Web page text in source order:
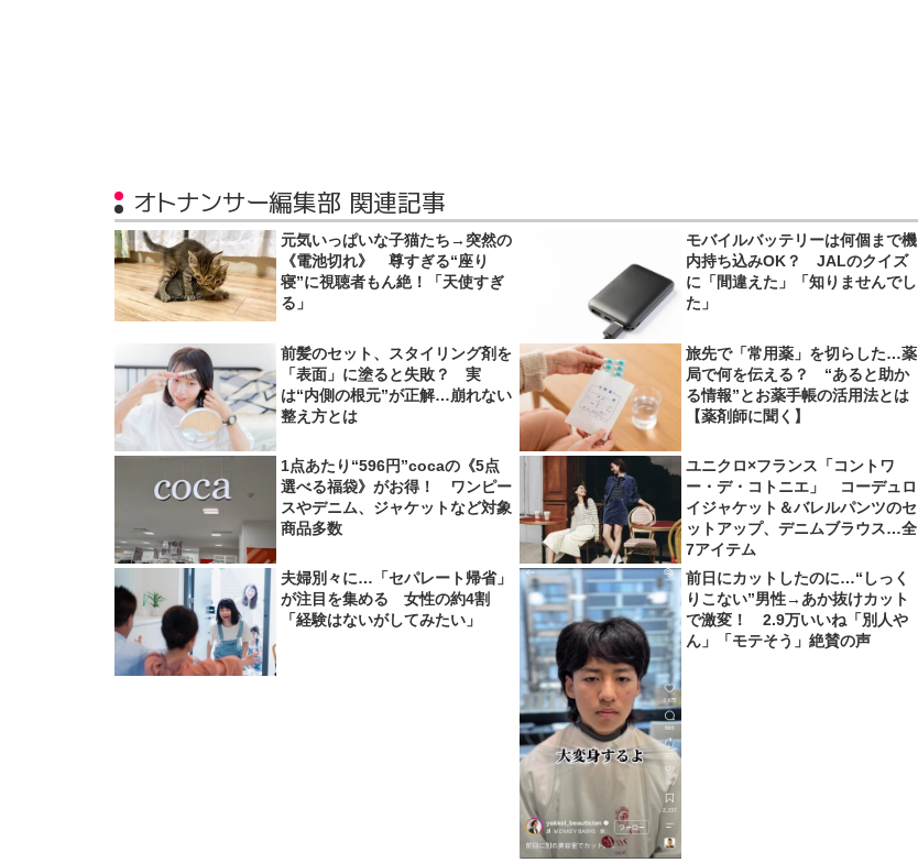
オトナンサー編集部 関連記事
元気いっぱいな子猫たち→突然の
《電池切れ》 尊すぎる“座り
寝”に視聴者もん絶！「天使すぎ
る」
モバイルバッテリーは何個まで機
内持ち込みOK？ JALのクイズ
に「間違えた」「知りませんでし
た」
前髪のセット、スタイリング剤を
「表面」に塗ると失敗？ 実
は“内側の根元”が正解…崩れない
整え方とは
旅先で「常用薬」を切らした…薬
局で何を伝える？ “あると助か
る情報”とお薬手帳の活用法とは
【薬剤師に聞く】
1点あたり“596円”cocaの《5点
選べる福袋》がお得！ ワンピー
スやデニム、ジャケットなど対象
商品多数
ユニクロ×フランス「コントワ
ー・デ・コトニエ」 コーデュロ
イジャケット＆バレルパンツのセ
ットアップ、デニムブラウス…全
7アイテム
夫婦別々に…「セパレート帰省」
が注目を集める 女性の約4割
「経験はないがしてみたい」
前日にカットしたのに…“しっく
りこない”男性→あか抜けカット
で激変！ 2.9万いいね「別人や
ん」「モテそう」絶賛の声